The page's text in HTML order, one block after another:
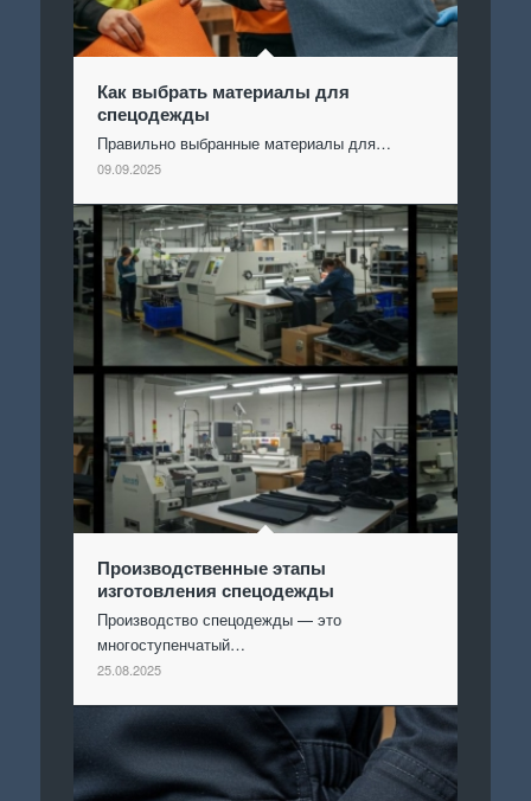
Как выбрать материалы для
спецодежды
Правильно выбранные материалы для…
09.09.2025
Производственные этапы
изготовления спецодежды
Производство спецодежды — это
многоступенчатый…
25.08.2025